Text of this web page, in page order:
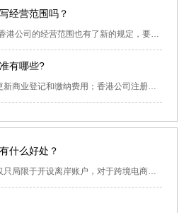
经营范围吗？
有哪些?
什么好处？